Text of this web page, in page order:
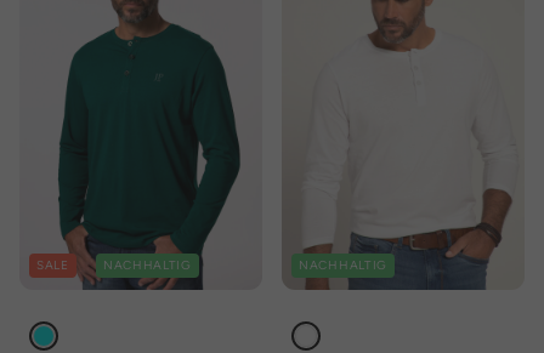
SALE NACHHALTIG NACHHALTIG